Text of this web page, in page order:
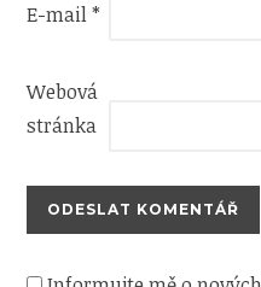
E-mail*
Webová
stránka